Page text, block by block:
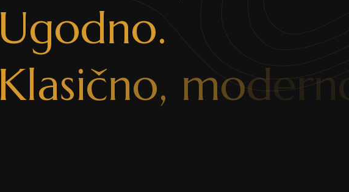
Ugodno.
Klasično, mode r n